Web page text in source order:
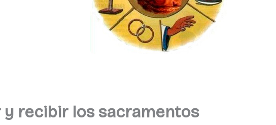
recibir los sacramentos